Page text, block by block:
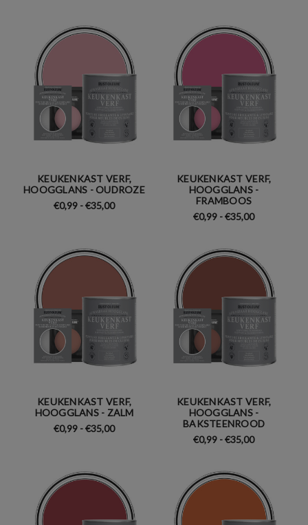
KEUKENKAST VERF,
HOOGGLANS - OUDROZE
€0,99 - €35,00
KEUKENKAST VERF,
HOOGGLANS -
FRAMBOOS
€0,99 - €35,00
KEUKENKAST VERF,
HOOGGLANS - ZALM
€0,99 - €35,00
KEUKENKAST VERF,
HOOGGLANS -
BAKSTEENROOD
€0,99 - €35,00